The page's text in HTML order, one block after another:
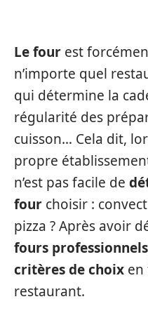
Le four est
n’importe quel
qui détermine la
régularité des
cuisson… Cela dit,
propre
n’est pas facile de
four choisir :
pizza ? Après avoir
fours professionnels
critères de choix en
restaurant.